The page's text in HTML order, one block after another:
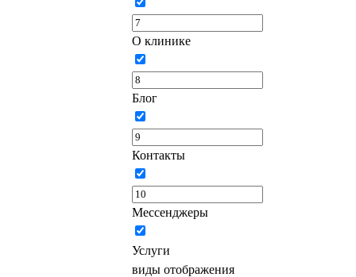
О клинике
Блог
Контакты
Мессенджеры
Услуги
виды отображения